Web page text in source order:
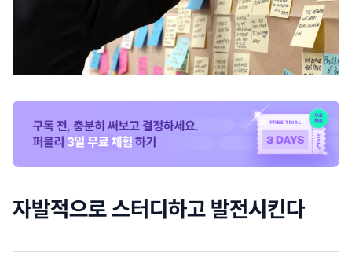
자발적으로 스터디하고 발전시킨다